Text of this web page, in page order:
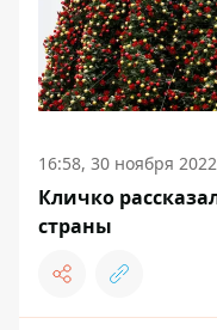
16:58, 30 ноября 2022
Кличко
страны